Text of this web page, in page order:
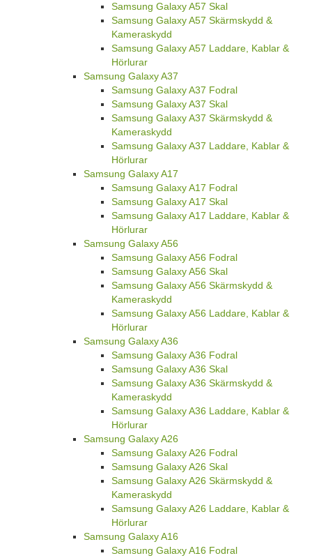
Samsung Galaxy A57 Skal
Samsung Galaxy A57 Skärmskydd &
Kameraskydd
Samsung Galaxy A57 Laddare, Kablar &
Hörlurar
Samsung Galaxy A37
Samsung Galaxy A37 Fodral
Samsung Galaxy A37 Skal
Samsung Galaxy A37 Skärmskydd &
Kameraskydd
Samsung Galaxy A37 Laddare, Kablar &
Hörlurar
Samsung Galaxy A17
Samsung Galaxy A17 Fodral
Samsung Galaxy A17 Skal
Samsung Galaxy A17 Laddare, Kablar &
Hörlurar
Samsung Galaxy A56
Samsung Galaxy A56 Fodral
Samsung Galaxy A56 Skal
Samsung Galaxy A56 Skärmskydd &
Kameraskydd
Samsung Galaxy A56 Laddare, Kablar &
Hörlurar
Samsung Galaxy A36
Samsung Galaxy A36 Fodral
Samsung Galaxy A36 Skal
Samsung Galaxy A36 Skärmskydd &
Kameraskydd
Samsung Galaxy A36 Laddare, Kablar &
Hörlurar
Samsung Galaxy A26
Samsung Galaxy A26 Fodral
Samsung Galaxy A26 Skal
Samsung Galaxy A26 Skärmskydd &
Kameraskydd
Samsung Galaxy A26 Laddare, Kablar &
Hörlurar
Samsung Galaxy A16
Samsung Galaxy A16 Fodral